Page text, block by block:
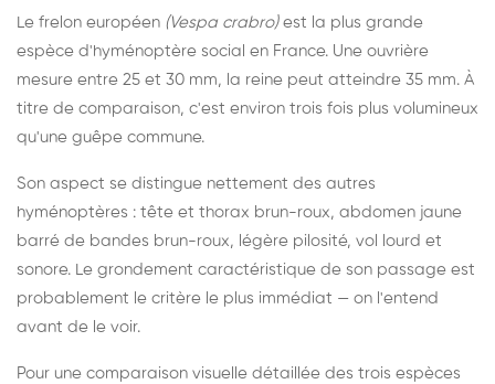
Le frelon européen (Vespa crabro)est la plus grande
espèce d'hyménoptère social en France. Une ouvrière
mesure entre 25 et 30 mm, la reine peut atteindre 35 mm. À
titre de comparaison, c'est environ trois fois plus volumineux
qu'une guêpe commune.
Son aspect se distingue nettement des autres
hyménoptères : tête et thorax brun-roux, abdomen jaune
barré de bandes brun-roux, légère pilosité, vol lourd et
sonore. Le grondement caractéristique de son passage est
probablement le critère le plus immédiat — on l'entend
avant de le voir.
Pour une comparaison visuelle détaillée des trois espèces